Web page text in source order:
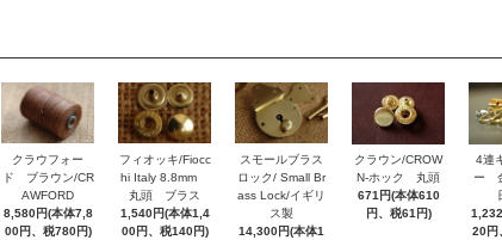
クラウフォー
ド ブラウン/CR
AWFORD
8,580円(本体7,8
00円、税780円)
フィオッキ/Fiocc
hi Italy 8.8mm
丸頭 ブラス
1,540円(本体1,4
00円、税140円)
スモールブラス
ロック/ Small Br
ass Lock/イギリ
ス製
14,300円(本体1
クラウン/CROW
N-ホック 丸頭
671円(本体610
円、税61円)
4連
ー
20円